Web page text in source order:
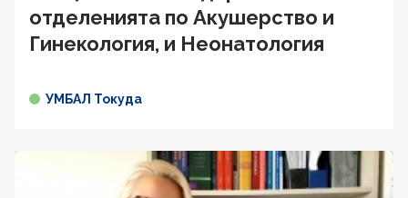
отделенията по Акушерство и
Гинекология, и Неонатология
УМБАЛ Токуда